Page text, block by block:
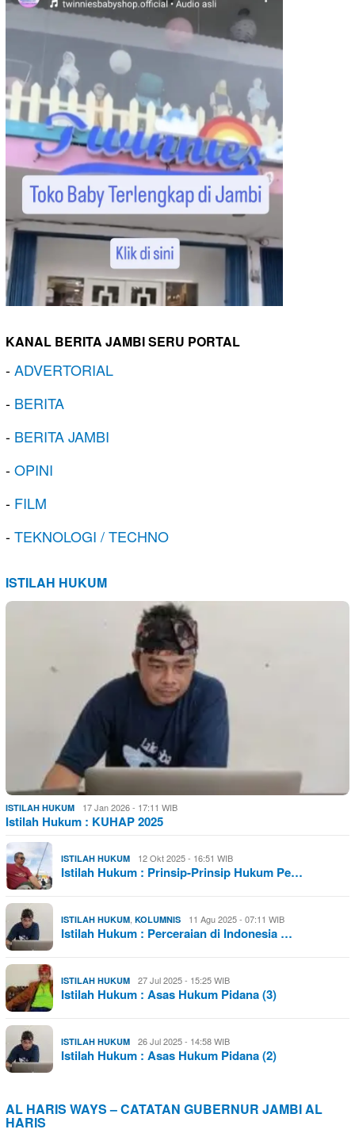
KANAL BERITA JAMBI SERU PORTAL
-ADVERTORIAL
- BERITA
- BERITA JAMBI
-OPINI
- FILM
-TEKNOLOGI / TECHNO
ISTILAH HUKUM
ISTILAH HUKUM 17 Jan 2026 - 17:11 WIB
Istilah Hukum : KUHAP 2025
ISTILAH HUKUM 12 Okt 2025 - 16:51 WIB
Istilah Hukum : Prinsip-Prinsip Hukum Pe…
ISTILAH HUKUM, KOLUMNIS 11 Agu 2025 - 07:11 WIB
Istilah Hukum : Perceraian di Indonesia …
ISTILAH HUKUM 27 Jul 2025 - 15:25 WIB
Istilah Hukum : Asas Hukum Pidana (3)
ISTILAH HUKUM 26 Jul 2025 - 14:58 WIB
Istilah Hukum : Asas Hukum Pidana (2)
AL HARIS WAYS – CATATAN GUBERNUR JAMBI AL
HARIS